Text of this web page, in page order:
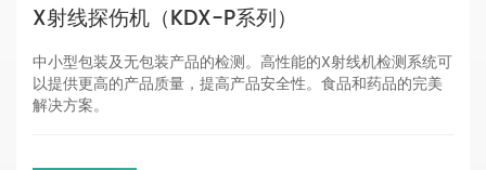
X射线探伤机（KDX-P系列）
中小型包装及无包装产品的检测。高性能的X射线机检测系统可
以提供更高的产品质量，提高产品安全性。食品和药品的完美
解决方案。